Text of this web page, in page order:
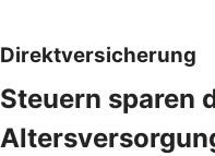
Direktversicherung
Steuern sparen